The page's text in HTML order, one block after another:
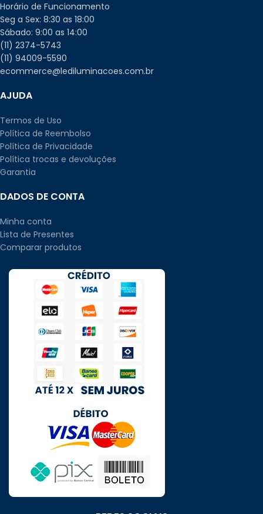
Horário de Funcionamento
Seg a Sex: 8:30 as 18:00
Sábado: 9:00 as 14:00
(11) 2374-5743
(11) 94009-5590
ecommerce@lediluminacoes.com.br
AJUDA
Termos de Uso
Política de Reembolso
Política de Privacidade
Política trocas e devoluções
Garantia
DADOS DE CONTA
Minha conta
Lista de Presentes
Comparar produtos